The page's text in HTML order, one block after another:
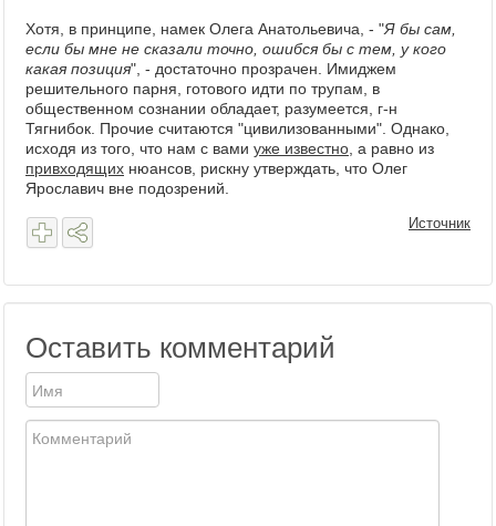
Хотя, в принципе, намек Олега Анатольевича, - "Я бы сам,
если бы мне не сказали точно, ошибся бы с тем, у кого
какая позиция", - достаточно прозрачен. Имиджем
решительного парня, готового идти по трупам, в
общественном сознании обладает, разумеется, г-н
Тягнибок. Прочие считаются "цивилизованными". Однако,
исходя из того, что нам с вами уже известно, а равно из
привходящих нюансов, рискну утверждать, что Олег
Ярославич вне подозрений.
Источник
Оставить комментарий